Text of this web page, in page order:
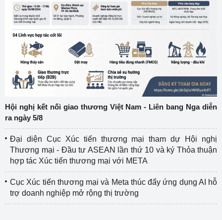
Hội nghị kết nối giao thương Việt Nam - Liên bang Nga diễn
ra ngày 5/8
Đại diện Cục Xúc tiến thương mại tham dự Hội nghị
Thương mại - Đầu tư ASEAN lần thứ 10 và ký Thỏa thuận
hợp tác Xúc tiến thương mại với META
Cục Xúc tiến thương mại và Meta thúc đẩy ứng dụng AI hỗ
trợ doanh nghiệp mở rộng thị trường